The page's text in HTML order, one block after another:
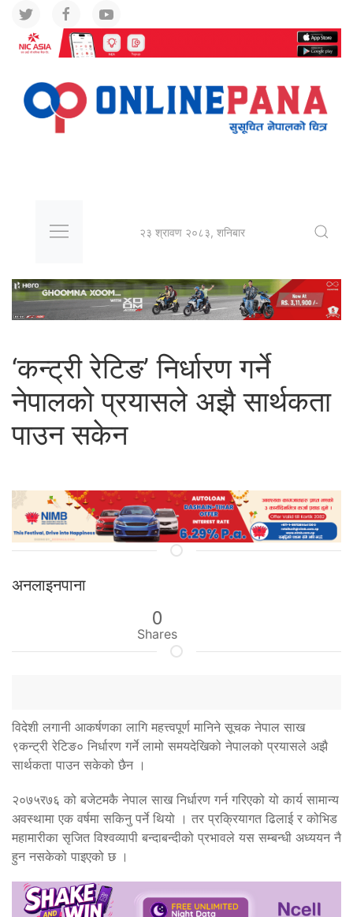
२३ श्रावण २०८३, शनिबार
‘कन्ट्री रेटिङ’ निर्धारण गर्ने
नेपालको प्रयासले अझै सार्थकता
पाउन सकेन
अनलाइनपाना
0
Shares
विदेशी लगानी आकर्षणका लागि महत्त्वपूर्ण मानिने सूचक नेपाल साख
९कन्ट्री रेटिङ० निर्धारण गर्ने लामो समयदेखिको नेपालको प्रयासले अझै
सार्थकता पाउन सकेको छैन ।
२०७५र७६ को बजेटमकै नेपाल साख निर्धारण गर्न गरिएको यो कार्य सामान्य
अवस्थामा एक वर्षमा सकिनु पर्ने थियो । तर प्रक्रियागत ढिलाई र कोभिड
महामारीका सृजित विश्वव्यापी बन्दाबन्दीको प्रभावले यस सम्बन्धी अध्ययन नै
हुन नसकेको पाइएको छ ।